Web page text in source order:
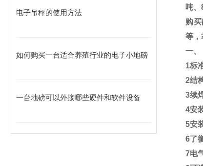
电子吊秤的使用方法
如何购买一台适合养殖行业的电子小地磅
一台地磅可以外接哪些硬件和软件设备
吨、
购
等，
一、
1标
2结
3续
4安
5安
6了
7电